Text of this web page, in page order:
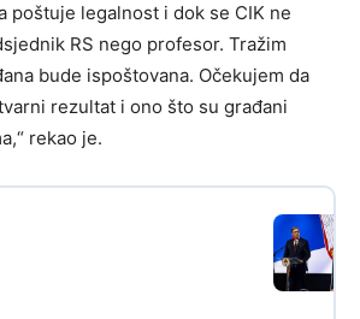
poštuje legalnost i dok se CIK ne
RS nego profesor. Tražim
bude ispoštovana. Očekujem da
rezultat i ono što su građani
rekao je.